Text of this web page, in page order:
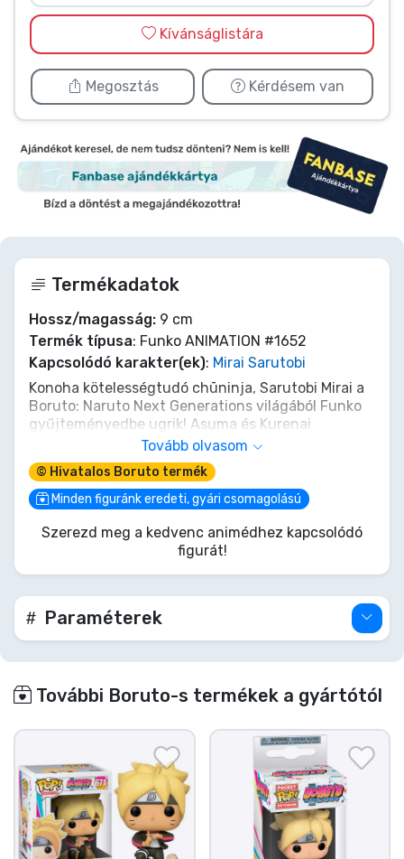
Kívánságlistára
Megosztás Kérdésem van
Termékadatok
Hossz/magasság: 9 cm
Termék típusa: Funko ANIMATION #1652
Kapcsolódó karakter(ek): Mirai Sarutobi
Konoha kötelességtudó chūninja, Sarutobi Mirai a
Boruto: Naruto Next Generations világából Funko
gyűjteményedbe ugrik! Asuma és Kurenai
örökségét, valamint a Sarutobi klán törhetetlen
Tűz Akaratát hordozva, jellegzetes
csakrapengéivel készen áll. Add ezt a képzett
kunoichit, a Hokage és Avarrejtek jövőjének
védelmezőjét a polcodra! Hagyd, hogy
rendíthetetlen szelleme őrizze a többi POP!
Tovább olvasom
© Hivatalos Boruto termék
Minden figuránk eredeti, gyári csomagolású
Szerezd meg a kedvenc animédhez kapcsolódó
figurát!
Paraméterek
További Boruto-s termékek a gyártótól